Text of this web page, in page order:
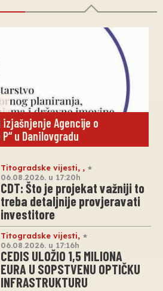
Agencije o
u Danilovgradu
Titogradske vijesti, ,
06.08.2026. u 17:20h
CDT: Što je projekat važniji to
treba detaljnije provjeravati
investitore
Titogradske vijesti,
06.08.2026. u 17:16h
CEDIS ULOŽIO 1,5 MILIONA
EURA U SOPSTVENU OPTIČKU
INFRASTRUKTURU